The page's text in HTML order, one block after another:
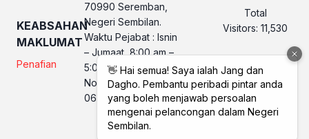
KEABSAHAN
MAKLUMAT
Penafian
70990 Seremban,
Negeri Sembilan.
Waktu Pejabat : Isnin
– Jumaat, 8:00 am –
5:00 pm
No. Telefon LPNS :
06 760 2560
Total
Visitors: 11,530